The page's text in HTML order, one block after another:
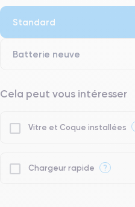
Standard
Batterie neuve
Cela peut vous intéresser
Vitre et Coque installées
Chargeur rapide ?